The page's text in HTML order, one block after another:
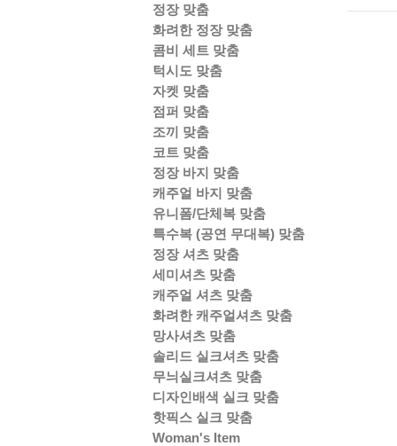
정장 맞춤
화려한 정장 맞춤
콤비 세트 맞춤
턱시도 맞춤
자켓 맞춤
점퍼 맞춤
조끼 맞춤
코트 맞춤
정장 바지 맞춤
캐주얼 바지 맞춤
유니폼/단체복 맞춤
특수복 (공연 무대복) 맞춤
정장 셔츠 맞춤
세미셔츠 맞춤
캐주얼 셔츠 맞춤
화려한 캐주얼셔츠 맞춤
망사셔츠 맞춤
솔리드 실크셔츠 맞춤
무늬실크셔츠 맞춤
디자인배색 실크 맞춤
핫픽스 실크 맞춤
Woman's Item